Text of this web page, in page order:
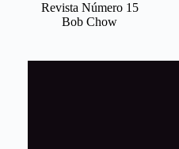
Revista Número 15
Bob Chow